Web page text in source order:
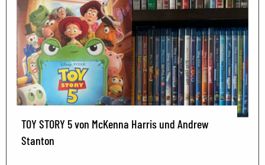
TOY STORY 5 von McKenna Harris und Andrew
Stanton